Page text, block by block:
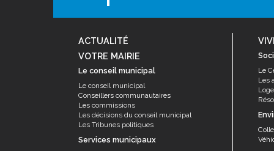
Les marchés
Le funéraire
Numéros d'urgence
SANTÉ
Annuaire santé
ACTUALITÉ
VOTRE MAIRIE
Le conseil municipal
Le conseil municipal
Conseillers communautaires
Les commissions
Les décisions du conseil municipal
Les Tribunes politiques
Services municipaux
Le
Les